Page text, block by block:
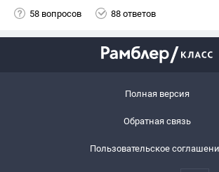
58 вопросов 88 ответов
Полная версия
Обратная связь
Пользовательское